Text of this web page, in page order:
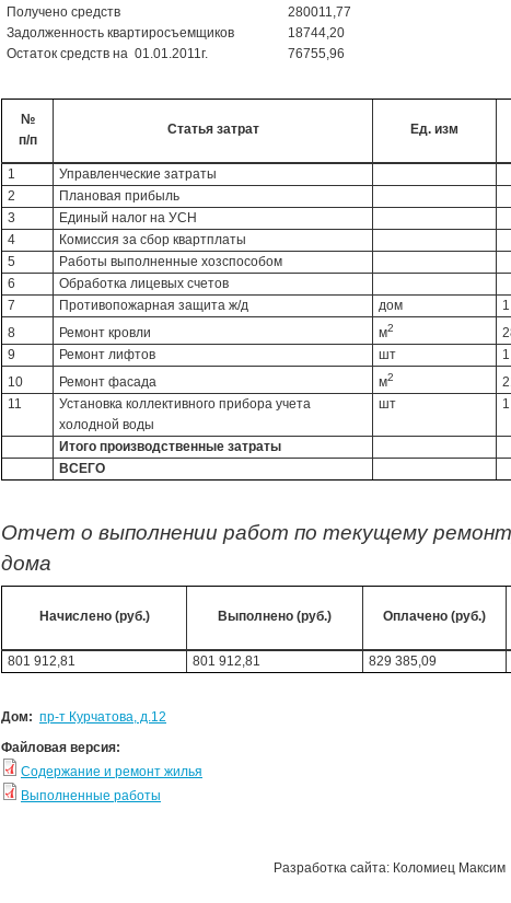
Получено средств
280011,77
Задолженность квартиросъемщиков
18744,20
Остаток средств на 01.01.2011г.
76755,96
№
п/п
Статья затрат Ед. изм
1 Управленческие затраты
2
Плановая прибыль
3
Единый налог на УСН
4
Комиссия за сбор квартплаты
5
Работы выполненные хозспособом
6
Обработка лицевых счетов
7
Противопожарная защита ж/д дом 1
8
Ремонт кровли м2
9
Ремонт лифтов шт 1
10
Ремонт фасада м2
11
Установка коллективного прибора учета
холодной воды
шт 1
Итого производственные затраты
ВСЕГО
Отчет о выполнении работ по текущему
дома
Начислено (руб.) Выполнено (руб.) Оплачено (руб.)
801 912,81 801 912,81 829 385,09
Дом: пр-т Курчатова, д.12
Файловая версия:
Содержание и ремонт жилья
Выполненные работы
Разработка сайта: Коломиец Максим